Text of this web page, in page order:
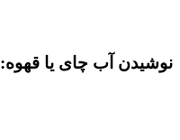
نوشیدن آب چای یا قهوه: